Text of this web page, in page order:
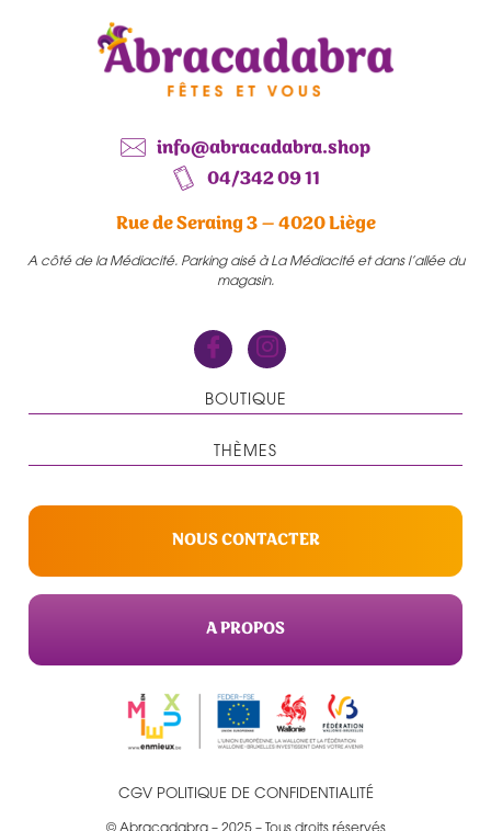
info@abracadabra.shop
04/342 09 11
Rue de Seraing 3 – 4020 Liège
A côté de la Médiacité. Parking aisé à La Médiacité et dans l’allée du
magasin.
BOUTIQUE
THÈMES
NOUS CONTACTER
A PROPOS
CGV POLITIQUE DE CONFIDENTIALITÉ
© Abracadabra – 2025 – Tous droits réservés